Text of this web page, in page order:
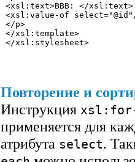
<xsl:text>BBB: </
<xsl:value-of
</p>
</xsl:template>
</xsl:stylesheet>
Повторение и
Инструкция
применяется для
атрибута select.